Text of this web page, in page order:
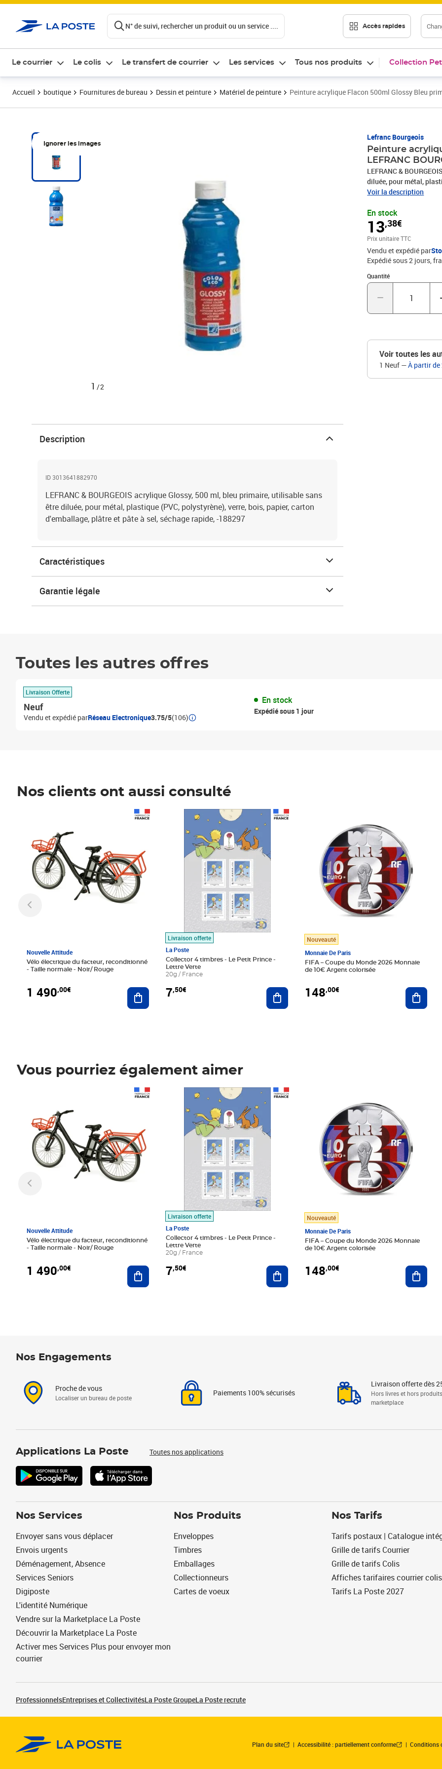
N° de suivi, rechercher un produit ou un service .... Accès rapides
Le courrier Le colis Le transfert de courrier Les services Tous nos produits Collection
Accueil boutique Fournitures de bureau Dessin et peinture Matériel de peinture Peinture acrylique Flacon 500ml Glossy Bleu
Ignorer les images
1 /2
Lefranc Bourgeois
Peinture
LEFRANC
LEFRANC &
diluée, pour métal,
d'emballage, plâtre et
Voir la description
En stock
13,38€
Prix 13,38€
Prix unitaire TTC
Vendu et expédié par
Expédié sous 2 jours,
Quantité
Quantité : 1
Voir toutes les
1 Neuf —À partir de
Description
ID 3013641882970
LEFRANC & BOURGEOIS acrylique Glossy, 500 ml, bleu primaire, utilisable sans
être diluée, pour métal, plastique (PVC, polystyrène), verre, bois, papier, carton
d'emballage, plâtre et pâte à sel, séchage rapide, -188297
Caractéristiques
Garantie légale
Toutes les autres offres
Livraison Offerte
Neuf
Vendu et expédié parRéseau Electronique3.75/5(106)
En stock
Expédié sous 1 jour
Nos clients ont aussi consulté
Nouvelle Attitude
Vélo électrique du facteur, reconditionné
- Taille normale - Noir/ Rouge
1 490,00€ Ajouter au panier
Livraison offerte
La Poste
Collector 4 timbres - Le Petit Prince -
Lettre Verte
20g / France
7,50€
Prix 7,50€
Ajouter au panier
Nouveauté
Monnaie De Paris
FIFA – Coupe du Monde 2026 Monnaie
de 10€ Argent colorisée
148,00€
Vous pourriez également aimer
Nouvelle Attitude
Vélo électrique du facteur, reconditionné
- Taille normale - Noir/ Rouge
1 490,00€ Ajouter au panier
Livraison offerte
La Poste
Collector 4 timbres - Le Petit Prince -
Lettre Verte
20g / France
7,50€
Prix 7,50€
Ajouter au panier
Nouveauté
Monnaie De Paris
FIFA – Coupe du Monde 2026 Monnaie
de 10€ Argent colorisée
148,00€
Nos Engagements
Proche de vous
Localiser un bureau de poste
Paiements 100% sécurisés
Livraison offerte dès
Hors livres et hors produits
marketplace
Applications La Poste Toutes nos applications
Nos Services
Envoyer sans vous déplacer
Envois urgents
Déménagement, Absence
Services Seniors
Digiposte
L'identité Numérique
Vendre sur la Marketplace La Poste
Découvrir la Marketplace La Poste
Activer mes Services Plus pour envoyer mon
courrier
Nos Produits
Enveloppes
Timbres
Emballages
Collectionneurs
Cartes de voeux
Nos Tarifs
Tarifs postaux | Catalogue
Grille de tarifs Courrier
Grille de tarifs Colis
Affiches tarifaires courrier colis
Tarifs La Poste 2027
ProfessionnelsEntreprises et CollectivitésLa Poste GroupeLa Poste recrute
Plan du site Accessibilité : partiellement conforme Conditions